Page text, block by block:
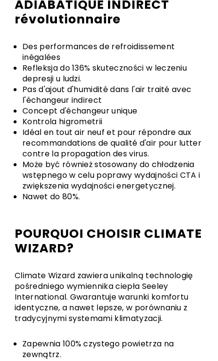
ADIABATIQUE INDIRECT
révolutionnaire
Des performances de refroidissement
inégalées
Refleksja do 136% skuteczności w leczeniu
depresji u ludzi.
Pas d'ajout d'humidité dans l'air traité avec
l'échangeur indirect
Concept d'échangeur unique
Kontrola higrometrii
Idéal en tout air neuf et pour répondre aux
recommandations de qualité d'air pour lutter
contre la propagation des virus.
Może być również stosowany do chłodzenia
wstępnego w celu poprawy wydajności CTA i
zwiększenia wydajności energetycznej.
Nawet do 80%.
POURQUOI CHOISIR CLIMATE
WIZARD?
Climate Wizard zawiera unikalną technologię
pośredniego wymiennika ciepła Seeley
International. Gwarantuje warunki komfortu
identyczne, a nawet lepsze, w porównaniu z
tradycyjnymi systemami klimatyzacji.
Zapewnia 100% czystego powietrza na
zewnątrz.